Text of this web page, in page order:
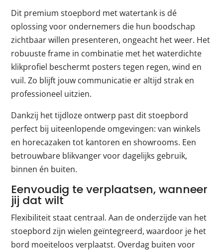
Dit premium stoepbord met watertank is dé
oplossing voor ondernemers die hun boodschap
zichtbaar willen presenteren, ongeacht het weer. Het
robuuste frame in combinatie met het waterdichte
klikprofiel beschermt posters tegen regen, wind en
vuil. Zo blijft jouw communicatie er altijd strak en
professioneel uitzien.
Dankzij het tijdloze ontwerp past dit stoepbord
perfect bij uiteenlopende omgevingen: van winkels
en horecazaken tot kantoren en showrooms. Een
betrouwbare blikvanger voor dagelijks gebruik,
binnen én buiten.
Eenvoudig te verplaatsen, wanneer
jij dat wilt
Flexibiliteit staat centraal. Aan de onderzijde van het
stoepbord zijn wielen geïntegreerd, waardoor je het
bord moeiteloos verplaatst. Overdag buiten voor